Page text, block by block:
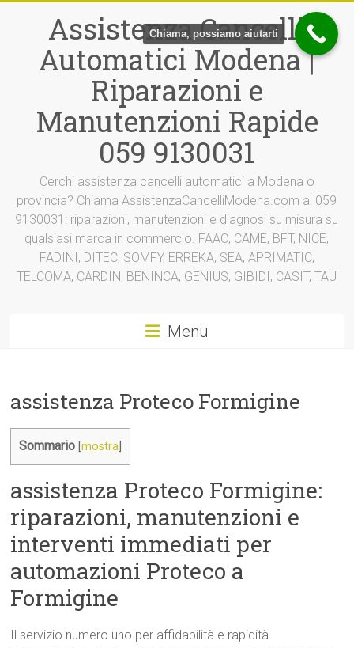
contenutoAssistenza Cancelli
Automatici Modena |
Riparazioni e
Manutenzioni Rapide
059 9130031
Cerchi assistenza cancelli automatici a Modena o
provincia? Chiama AssistenzaCancelliModena.com al 059
9130031: riparazioni, manutenzioni e diagnosi su misura su
qualsiasi marca in commercio. FAAC, CAME, BFT, NICE,
FADINI, DITEC, SOMFY, ERREKA, SEA, APRIMATIC,
TELCOMA, CARDIN, BENINCA, GENIUS, GIBIDI, CASIT, TAU
Menu
assistenza Proteco Formigine
Sommario [mostra
assistenza Proteco Formigine:
riparazioni, manutenzioni e
interventi immediati per
automazioni Proteco a
Formigine
Il servizio numero uno per affidabilità e rapidità
Chiama, possiamo aiutarti